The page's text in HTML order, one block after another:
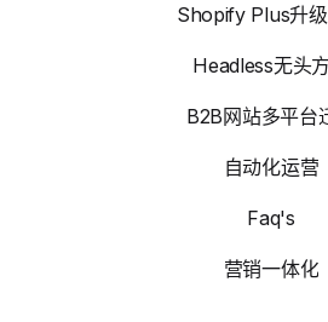
Shopify Plus升
Headless无头
B2B网站多平台
自动化运营
Faq's
营销一体化